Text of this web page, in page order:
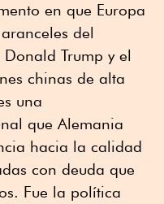
en que Europa
del
Trump y el
chinas de alta
una
que Alemania
hacia la calidad
con deuda que
Fue la política